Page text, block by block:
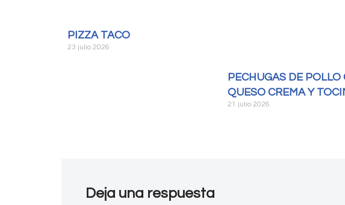
PIZZA TACO
23 julio 2026
PECHUGAS DE POLLO
QUESO CREMA Y
21 julio 2026
Deja una respuesta